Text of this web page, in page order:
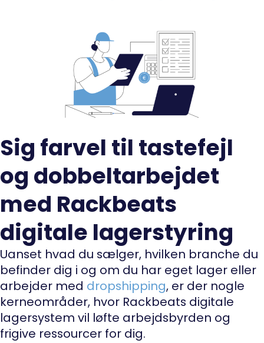
Sig farvel til tastefejl
og dobbeltarbejdet
med Rackbeats
digitale lagerstyring
Uanset hvad du sælger, hvilken branche du
befinder dig i og om du har eget lager eller
arbejder med dropshipping, er der nogle
kerneområder, hvor Rackbeats digitale
lagersystem vil løfte arbejdsbyrden og
frigive ressourcer for dig.